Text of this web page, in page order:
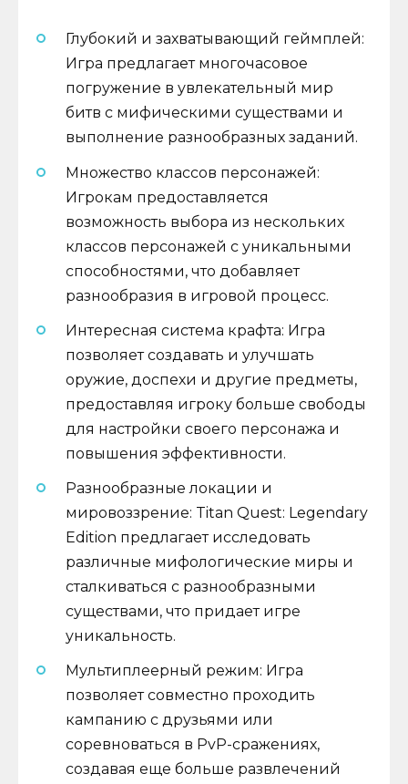
Глубокий и захватывающий геймплей:
Игра предлагает многочасовое
погружение в увлекательный мир
битв с мифическими существами и
выполнение разнообразных заданий.
Множество классов персонажей:
Игрокам предоставляется
возможность выбора из нескольких
классов персонажей с уникальными
способностями, что добавляет
разнообразия в игровой процесс.
Интересная система крафта: Игра
позволяет создавать и улучшать
оружие, доспехи и другие предметы,
предоставляя игроку больше свободы
для настройки своего персонажа и
повышения эффективности.
Разнообразные локации и
мировоззрение: Titan Quest: Legendary
Edition предлагает исследовать
различные мифологические миры и
сталкиваться с разнообразными
существами, что придает игре
уникальность.
Мультиплеерный режим: Игра
позволяет совместно проходить
кампанию с друзьями или
соревноваться в PvP-сражениях,
создавая еще больше развлечений